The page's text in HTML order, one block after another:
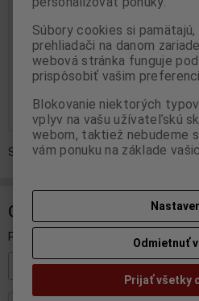
MX-Y-5
Výrobca:MATCHBOX
Katalógové číslo: MX-Y-5
Skladom:2 ks
31,95 EUR39,95 EUR
Pridať do košíka
Strana1z1Celkom 1záznamov
ODBER NOVINIEK
Prihláste sa k odberu noviniek
Súbory cookies si
prehliadači na danom
webová stránka funguje
prispôsobiť vašim
Blokovanie niektorých
vplyv na vašu užívateľskú
webom, taktiež nebudeme
vám ponuku na základe
Odmietnuť
Prijať všetky